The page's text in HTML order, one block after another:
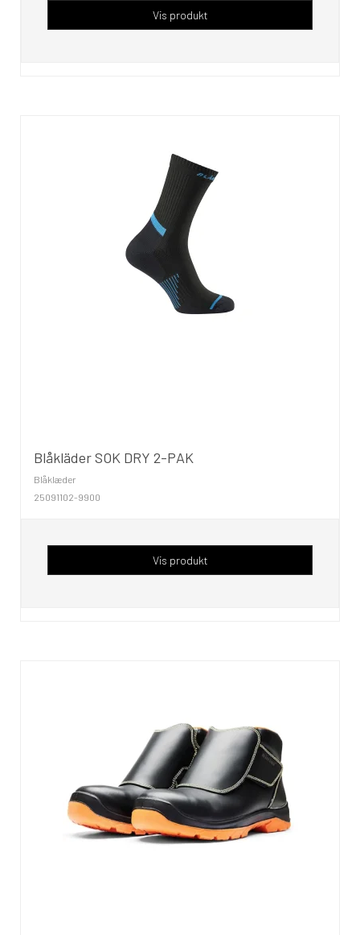
Vis produkt
Blåkläder SOK DRY 2-PAK
Blåklæder
25091102-9900
Vis produkt